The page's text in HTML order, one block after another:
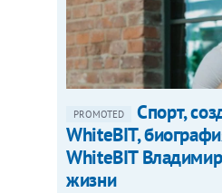
PROMOTED
Спорт,
WhiteBIT,
WhiteBIT
жизни